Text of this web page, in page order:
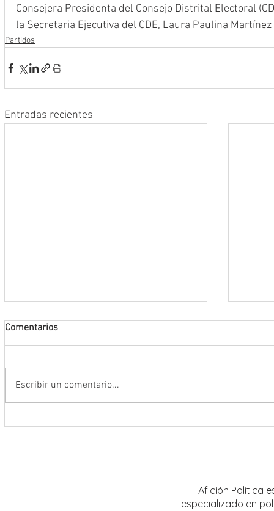
Consejera Presidenta del Consejo Distrital Electoral
la Secretaria Ejecutiva del CDE, Laura Paulina Martínez
Partidos
Entradas recientes
Comentarios
Escribir un comentario...
Afición Política
especializado en